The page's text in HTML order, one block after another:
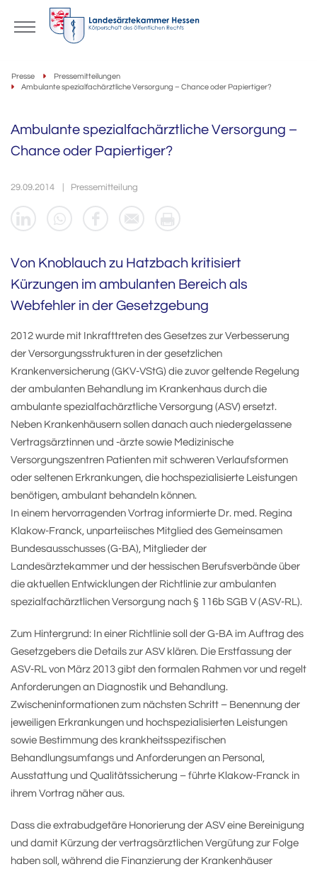
Presse
Pressemitteilungen
Ambulante spezialfachärztliche Versorgung – Chance oder Papiertiger?
Ambulante spezialfachärztliche Versorgung –
Chance oder Papiertiger?
29.09.2014 Pressemitteilung
Von Knoblauch zu Hatzbach kritisiert
Kürzungen im ambulanten Bereich als
Webfehler in der Gesetzgebung
2012 wurde mit Inkrafttreten des Gesetzes zur Verbesserung
der Versorgungsstrukturen in der gesetzlichen
Krankenversicherung (GKV-VStG) die zuvor geltende Regelung
der ambulanten Behandlung im Krankenhaus durch die
ambulante spezialfachärztliche Versorgung (ASV) ersetzt.
Neben Krankenhäusern sollen danach auch niedergelassene
Vertragsärztinnen und -ärzte sowie Medizinische
Versorgungszentren Patienten mit schweren Verlaufsformen
oder seltenen Erkrankungen, die hochspezialisierte Leistungen
benötigen, ambulant behandeln können.
In einem hervorragenden Vortrag informierte Dr. med. Regina
Klakow-Franck, unparteiisches Mitglied des Gemeinsamen
Bundesausschusses (G-BA), Mitglieder der
Landesärztekammer und der hessischen Berufsverbände über
die aktuellen Entwicklungen der Richtlinie zur ambulanten
spezialfachärztlichen Versorgung nach § 116b SGB V (ASV-RL).
Zum Hintergrund: In einer Richtlinie soll der G-BA im Auftrag des
Gesetzgebers die Details zur ASV klären. Die Erstfassung der
ASV-RL von März 2013 gibt den formalen Rahmen vor und regelt
Anforderungen an Diagnostik und Behandlung.
Zwischeninformationen zum nächsten Schritt – Benennung der
jeweiligen Erkrankungen und hochspezialisierten Leistungen
sowie Bestimmung des krankheitsspezifischen
Behandlungsumfangs und Anforderungen an Personal,
Ausstattung und Qualitätssicherung – führte Klakow-Franck in
ihrem Vortrag näher aus.
Dass die extrabudgetäre Honorierung der ASV eine Bereinigung
und damit Kürzung der vertragsärztlichen Vergütung zur Folge
haben soll, während die Finanzierung der Krankenhäuser